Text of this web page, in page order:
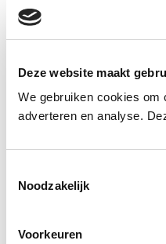
Deze website maakt
We gebruiken cookies om
adverteren en analyse.
Noodzakelijk
Voorkeuren